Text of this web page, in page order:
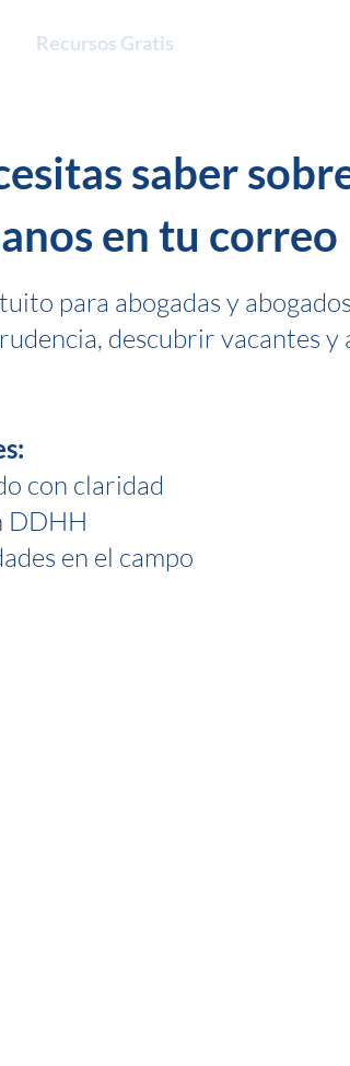
Recursos Gratis
saber
en tu correo
para abogadas y
descubrir vacantes y
con claridad
DDHH
en el campo